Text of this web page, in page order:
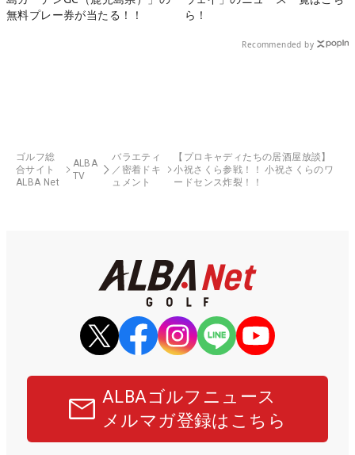
無料プレー券が当たる！！
ら！
Recommended by
ゴルフ総
合サイト
ALBA Net
ALBA
TV
バラエティ
／密着ドキ
ュメント
【プロキャディたちの居酒屋放談】
小祝さくら参戦！！ 小祝さくらのワ
ードセンス炸裂！！
ALBAゴルフニュース
メルマガ登録はこちら